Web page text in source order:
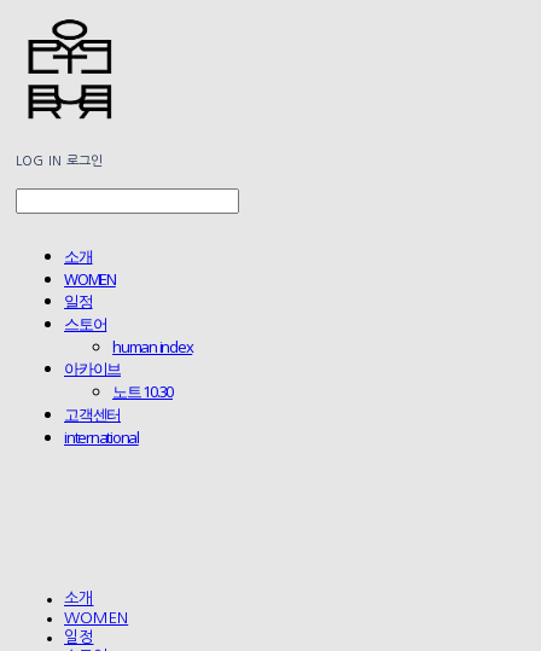
LOG IN 로그인
소개
WOMEN
일정
스토어
human index
아카이브
노트 10.30
고객센터
international
소개
WOMEN
일정